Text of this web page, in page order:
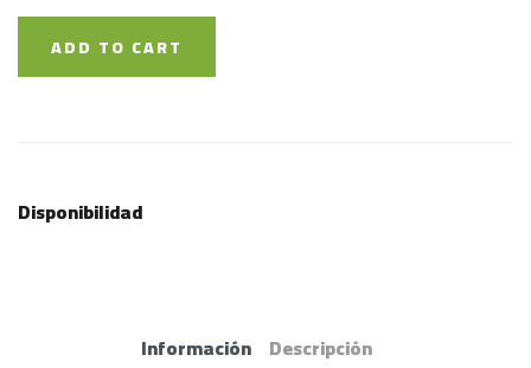
ADD TO CART
Disponibilidad
Información Descripción